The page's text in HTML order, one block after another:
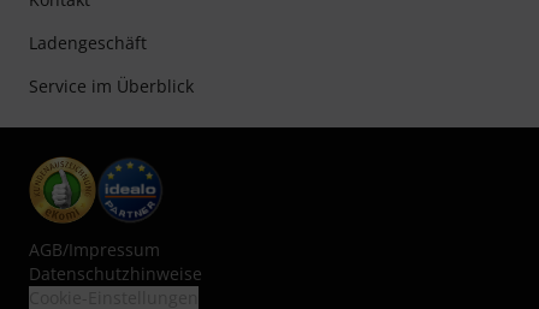
Ladengeschäft
Service im Überblick
AGB/Impressum
Datenschutzhinweise